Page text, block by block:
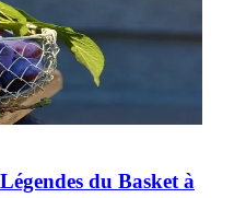
du Basket à